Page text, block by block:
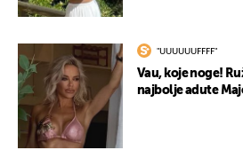
"UUUUUUFFFF"
Vau, koje noge!
najbolje adute